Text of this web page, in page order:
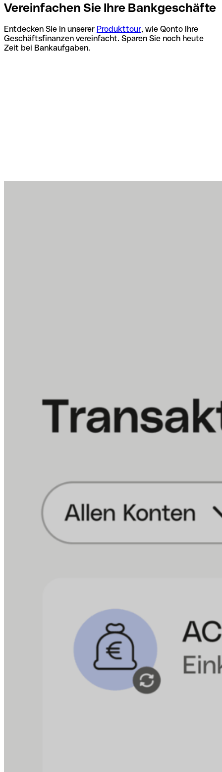
Vereinfachen Sie Ihre Bankgeschäfte
Entdecken Sie in unserer Produkttour, wie Qonto Ihre
Geschäftsfinanzen vereinfacht. Sparen Sie noch heute
Zeit bei Bankaufgaben.